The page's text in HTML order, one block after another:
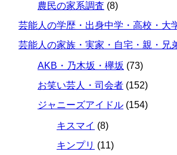
農民の家系調査 (8)
芸能人の学歴・出身中学・高校・大
芸能人の家族・実家・自宅・親・兄
AKB・乃木坂・欅坂 (73)
お笑い芸人・司会者 (152)
ジャニーズアイドル (154)
キスマイ (8)
キンプリ (11)